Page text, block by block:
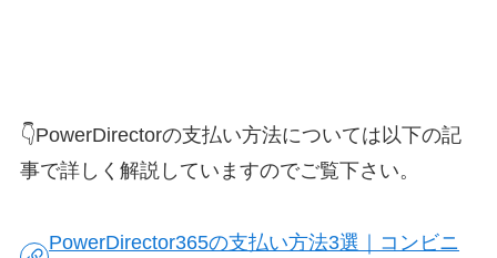
👇PowerDirectorの支払い方法については以下の記
事で詳しく解説していますのでご覧下さい。
PowerDirector365の支払い方法3選｜コンビニ